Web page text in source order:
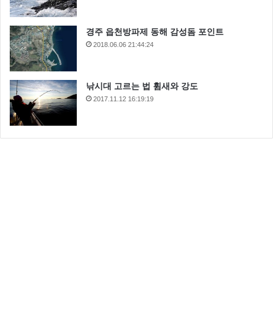
경주 읍천방파제 동해 감성돔 포인트
2018.06.06 21:44:24
낚시대 고르는 법 휨새와 강도
2017.11.12 16:19:19